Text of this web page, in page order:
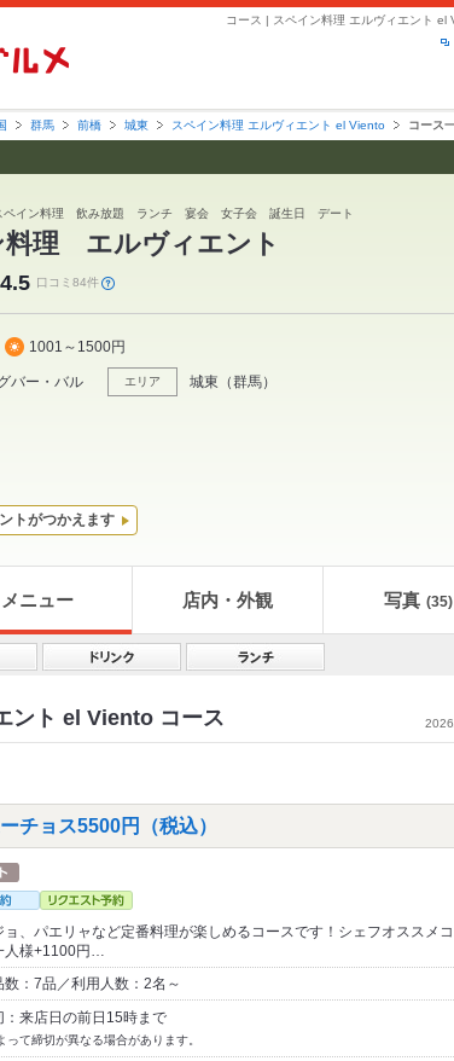
コース | スペイン料理 エルヴィエント el
群馬 前橋 城東 スペイン料理 エルヴィエント el Viento コース
イン料理 飲み放題 ランチ 宴会 女子会 誕生日 デート
料理 エルヴィエント
4.5 口コミ84件
1001～1500円
バー・バル エリア 城東 （群馬）
トがつかえます
メニュー 店内・外観 写真 (35)
ント el Viento コース
チョス5500円（税込）
ョ、パエリャなど定番料理が楽しめるコースです！シェフオススメ
人様+1100円…
数：7品／利用人数：2名～
：来店日の前日15時まで
て締切が異なる場合があります。